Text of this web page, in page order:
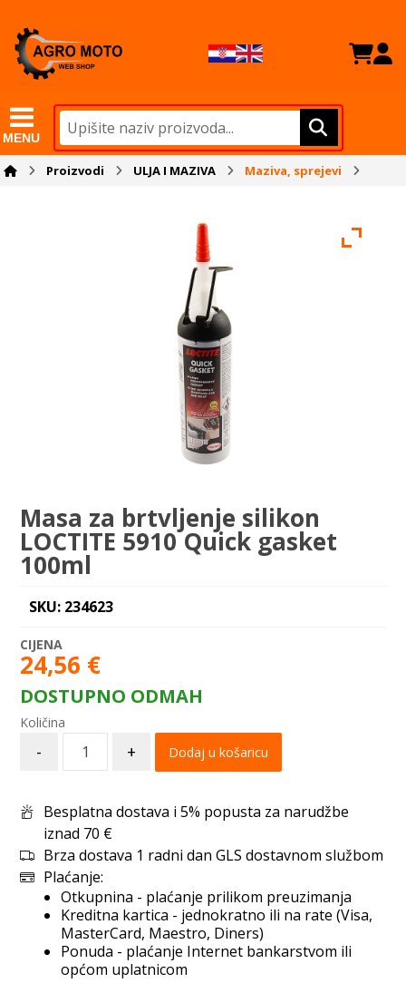
MENU
Proizvodi ULJA I MAZIVA Maziva, sprejevi
Masa za brtvljenje silikon
LOCTITE 5910 Quick gasket
100ml
SKU: 234623
24,56 €
DOSTUPNO ODMAH
- + Dodaj u košaricu
Besplatna dostava i 5% popusta za narudžbe
iznad 70 €
Brza dostava 1 radni dan GLS dostavnom službom
Plaćanje:
Otkupnina - plaćanje prilikom preuzimanja
Kreditna kartica - jednokratno ili na rate (Visa,
MasterCard, Maestro, Diners)
Ponuda - plaćanje Internet bankarstvom ili
općom uplatnicom